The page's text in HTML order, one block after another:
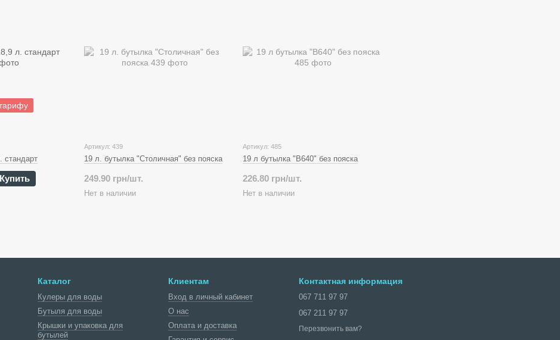
Купить
Артикул: 439
19 л. бутылка "Столичная" без пояска
249.90 грн/шт.
Нет в наличии
Артикул: 485
19 л бутылка "В640" без пояска
226.80 грн/шт.
Нет в наличии
Каталог
Кулеры для воды
Бутыля для воды
Крышки и упаковка для
бутылей
Клиентам
Вход в личный кабинет
О нас
Оплата и доставка
Контактная информация
067 711 97 97
067 211 97 97
Перезвонить вам?